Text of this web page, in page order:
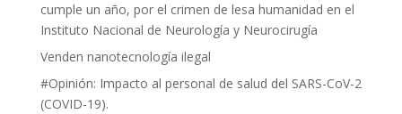
cumple un año, por el crimen de lesa humanidad en el
Instituto Nacional de Neurología y Neurocirugía
Venden nanotecnología ilegal
#Opinión: Impacto al personal de salud del SARS-CoV-2
(COVID-19).